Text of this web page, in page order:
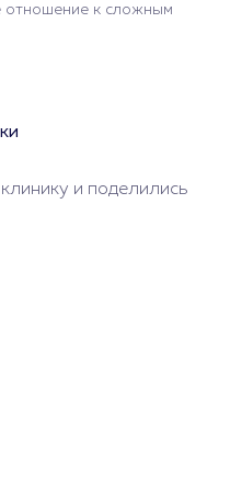
отношение к сложным
и поделились